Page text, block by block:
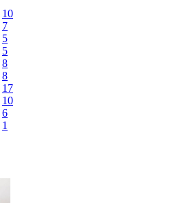
10
7
5
5
8
8
17
10
6
1